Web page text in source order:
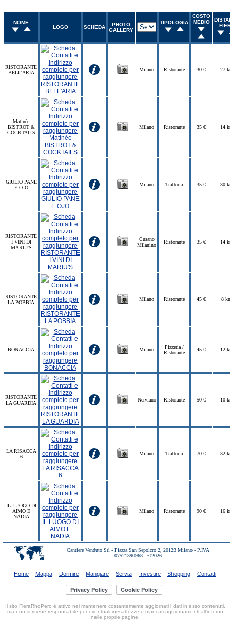
NOME
LOGO
SCHEDA
PHOTO
GALLERY
TIPOLOGIA
COSTO
MEDIO
RISTORANTE
BELL'ARIA
Milano Ristorante 30 € 27
Matinée
BISTROT &
COCKTAILS
Milano Ristorante 35 € 14
GIULIO PANE
E OJO
Milano Trattoria 35 € 30
RISTORANTE
I VINI DI
MARIU'S
Cusano
Milanino
Ristorante 35 € 14
RISTORANTE
LA POBBIA
Milano Ristorante 45 € 8
BONACCIA Milano
Pizzeria /
Ristorante
45 € 12
RISTORANTE
LA GUARDIA
Nerviano Ristorante 50 € 10
LA RISACCA
6
Milano Trattoria 70 € 32
IL LUOGO DI
AIMO E
NADIA
Milano Ristorante 90 € 16
Cantiere Venduto Srl - Piazza San Sepolcro 2, 20123 Milano - P.IVA
07521390968 - ©2026
Home Mappa Dormire Mangiare Servizi Investire Shopping Contatti
Il sito FieraRhoPero è attivo nel mantenere costantemente aggiornati i dati in esso contenuti,
ma non si ritiene responsabile per eventuali inesattezze o mancati aggiornamenti all'interno
nelle proprie pagine.